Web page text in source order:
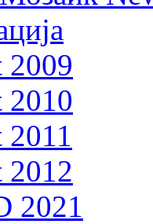
2021